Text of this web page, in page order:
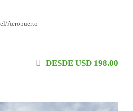
Aeropuerto
DESDE USD 198.00